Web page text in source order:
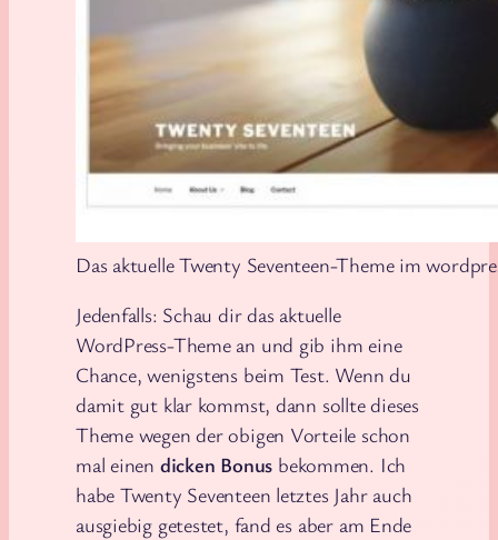
Das aktuelle Twenty Seventeen-Theme im
Jedenfalls: Schau dir das aktuelle
WordPress-Theme an und gib ihm eine
Chance, wenigstens beim Test. Wenn du
damit gut klar kommst, dann sollte dieses
Theme wegen der obigen Vorteile schon
mal einen dicken Bonus bekommen. Ich
habe Twenty Seventeen letztes Jahr auch
ausgiebig getestet, fand es aber am Ende